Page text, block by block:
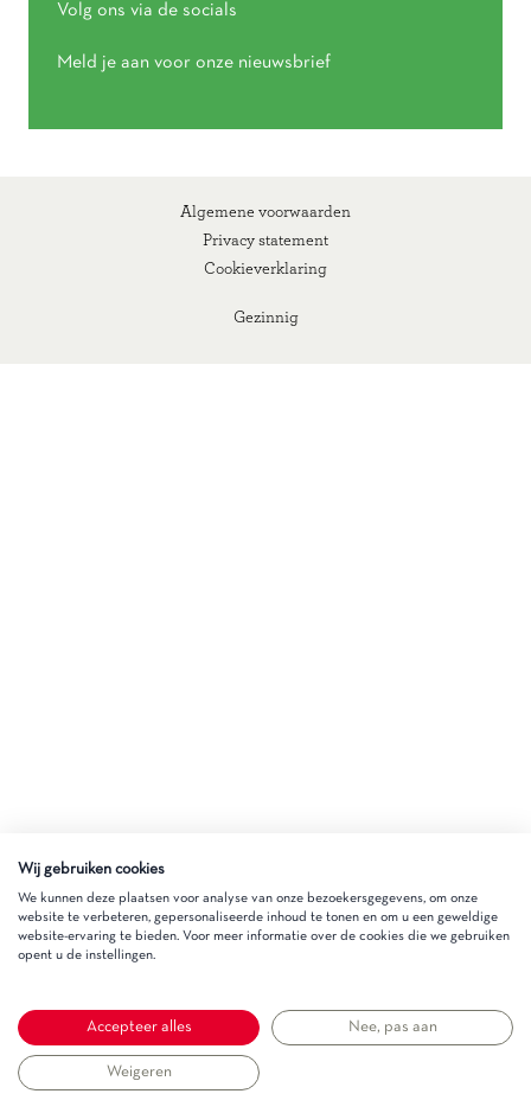
Volg ons via de socials
Meld je aan voor onze nieuwsbrief
Gezinnig
Algemene voorwaarden
Privacy statement
Cookieverklaring
Wij gebruiken cookies
We kunnen deze plaatsen voor analyse van onze bezoekersgegevens, om onze
website te verbeteren, gepersonaliseerde inhoud te tonen en om u een geweldige
website-ervaring te bieden. Voor meer informatie over de cookies die we gebruiken
opent u de instellingen.
Accepteer alles Nee, pas aan
Weigeren